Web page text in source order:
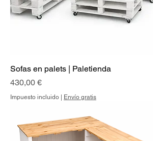
Sofas en palets | Paletienda
Precio
430,00 €
Impuesto incluido Envío gratis